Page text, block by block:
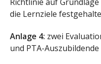
die Lernziele
Anlage 4: zwei
und PTA-Auszubildende